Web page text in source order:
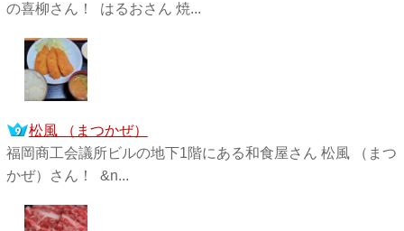
の喜柳さん！ はるおさん 焼...
松風 （まつかぜ）
福岡商工会議所ビルの地下1階にある和食屋さん 松風 （まつ
かぜ）さん！ &n...